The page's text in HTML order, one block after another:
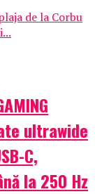
de la Corbu
ultrawide
C,
la 250 Hz